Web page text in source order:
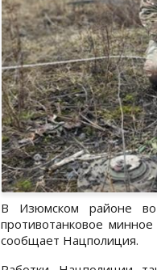
В Изюмском районе во
противотанковое
сообщает Нацполиция.